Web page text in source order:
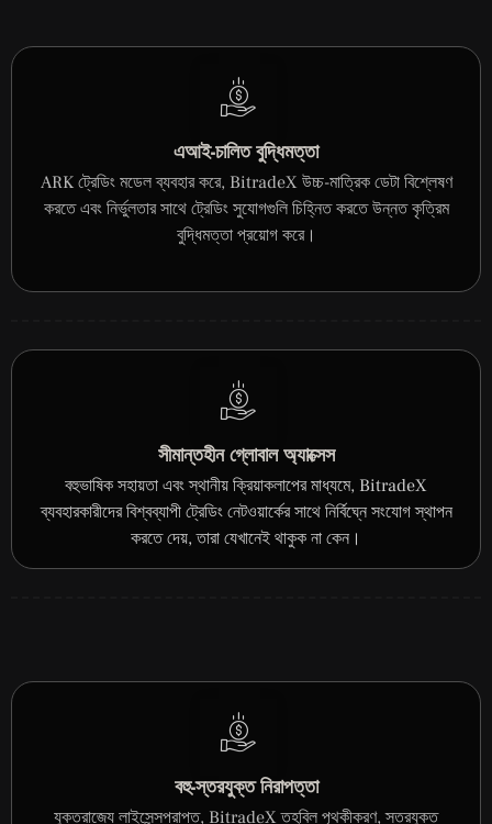
এআই-চালিত বুদ্ধিমত্তা
ARK ট্রেডিং মডেল ব্যবহার করে, BitradeX উচ্চ-মাত্রিক ডেটা বিশ্লেষণ
করতে এবং নির্ভুলতার সাথে ট্রেডিং সুযোগগুলি চিহ্নিত করতে উন্নত কৃত্রিম
বুদ্ধিমত্তা প্রয়োগ করে।
সীমান্তহীন গ্লোবাল অ্যাক্সেস
বহুভাষিক সহায়তা এবং স্থানীয় ক্রিয়াকলাপের মাধ্যমে, BitradeX
ব্যবহারকারীদের বিশ্বব্যাপী ট্রেডিং নেটওয়ার্কের সাথে নির্বিঘ্নে সংযোগ স্থাপন
করতে দেয়, তারা যেখানেই থাকুক না কেন।
বহু-স্তরযুক্ত নিরাপত্তা
যুক্তরাজ্যে লাইসেন্সপ্রাপ্ত, BitradeX তহবিল পৃথকীকরণ, স্তরযুক্ত